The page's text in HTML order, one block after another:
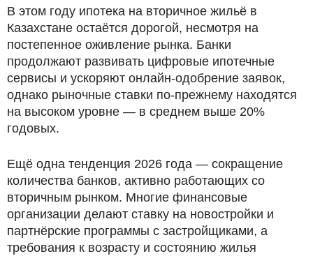
В этом году ипотека на вторичное жильё в
Казахстане остаётся дорогой, несмотря на
постепенное оживление рынка. Банки
продолжают развивать цифровые ипотечные
сервисы и ускоряют онлайн-одобрение заявок,
однако рыночные ставки по-прежнему находятся
на высоком уровне — в среднем выше 20%
годовых.
Ещё одна тенденция 2026 года — сокращение
количества банков, активно работающих со
вторичным рынком. Многие финансовые
организации делают ставку на новостройки и
партнёрские программы с застройщиками, а
требования к возрасту и состоянию жилья